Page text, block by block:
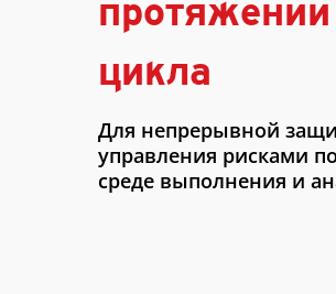
цикла
Для непрерывной
управления рисками
среде выполнения и